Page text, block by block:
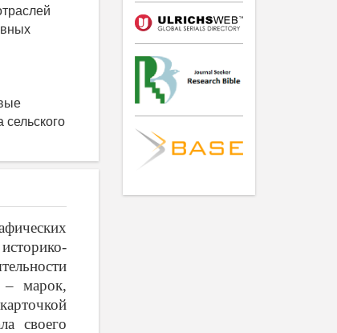
– марок,
своего